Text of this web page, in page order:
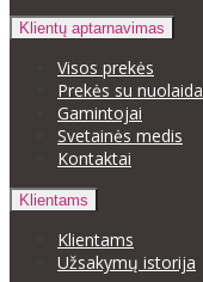
Klientų aptarnavimas
Visos prekės
Prekės su nuolaida
Gamintojai
Svetainės medis
Kontaktai
Klientams
Klientams
Užsakymų istorija